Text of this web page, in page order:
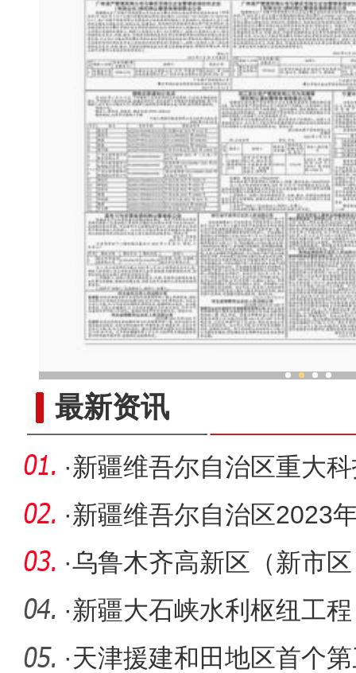
最新资讯
·新疆维吾尔自治区重大
任务专项
·新疆维吾尔自治区2023
苏市启
·乌鲁木齐高新区（新市
约
·新疆大石峡水利枢纽工
序推进
·天津援建和田地区首个